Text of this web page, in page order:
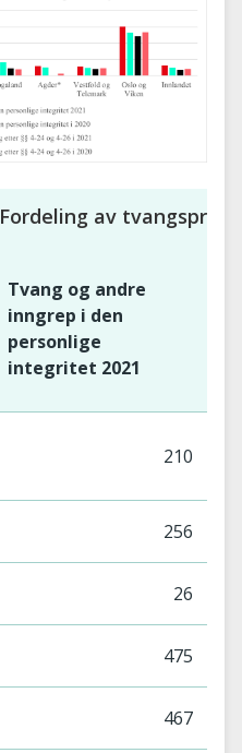
Fordeling av
Tvang og andre
inngrep i den
personlige
integritet 2021
210
256
26
475
467